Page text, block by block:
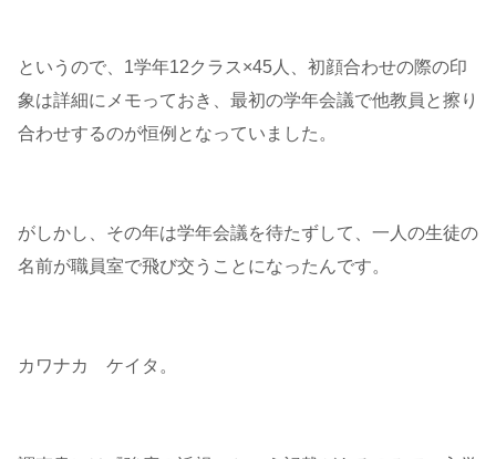
というので、1学年12クラス×45人、初顔合わせの際の印
象は詳細にメモっておき、最初の学年会議で他教員と擦り
合わせするのが恒例となっていました。
がしかし、その年は学年会議を待たずして、一人の生徒の
名前が職員室で飛び交うことになったんです。
カワナカ ケイタ。